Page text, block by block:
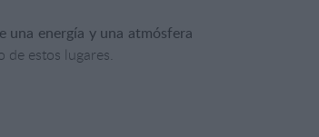
una energía y una atmósfera
estos lugares.